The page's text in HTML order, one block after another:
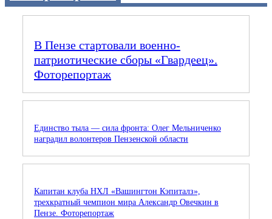
В Пензе стартовали военно-
патриотические сборы «Гвардеец».
Фоторепортаж
Единство тыла — сила фронта: Олег Мельниченко
наградил волонтеров Пензенской области
Капитан клуба НХЛ «Вашингтон Кэпиталз»,
трехкратный чемпион мира Александр Овечкин в
Пензе. Фоторепортаж